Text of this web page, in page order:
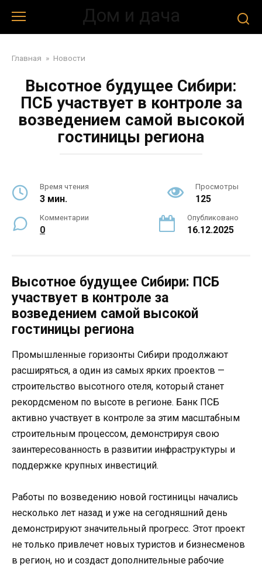
контенту
Дом и дача
Главная » Новости
Высотное будущее Сибири:
ПСБ участвует в контроле за
возведением самой высокой
гостиницы региона
Время чтения
3 мин.
Просмотры
125
Комментарии
0
Опубликовано
16.12.2025
Высотное будущее Сибири: ПСБ
участвует в контроле за
возведением самой высокой
гостиницы региона
Промышленные горизонты Сибири продолжают
расширяться, а один из самых ярких проектов —
строительство высотного отеля, который станет
рекордсменом по высоте в регионе. Банк ПСБ
активно участвует в контроле за этим масштабным
строительным процессом, демонстрируя свою
заинтересованность в развитии инфраструктуры и
поддержке крупных инвестиций.
Работы по возведению новой гостиницы начались
несколько лет назад и уже на сегодняшний день
демонстрируют значительный прогресс. Этот проект
не только привлечет новых туристов и бизнесменов
в регион, но и создаст дополнительные рабочие